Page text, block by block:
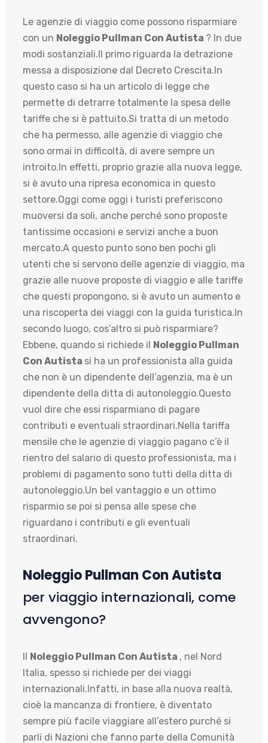
Le agenzie di viaggio come possono risparmiare
con un Noleggio Pullman Con Autista ? In due
modi sostanziali.Il primo riguarda la detrazione
messa a disposizione dal Decreto Crescita.In
questo caso si ha un articolo di legge che
permette di detrarre totalmente la spesa delle
tariffe che si è pattuito.Si tratta di un metodo
che ha permesso, alle agenzie di viaggio che
sono ormai in difficoltà, di avere sempre un
introito.In effetti, proprio grazie alla nuova legge,
si è avuto una ripresa economica in questo
settore.Oggi come oggi i turisti preferiscono
muoversi da soli, anche perché sono proposte
tantissime occasioni e servizi anche a buon
mercato.A questo punto sono ben pochi gli
utenti che si servono delle agenzie di viaggio, ma
grazie alle nuove proposte di viaggio e alle tariffe
che questi propongono, si è avuto un aumento e
una riscoperta dei viaggi con la guida turistica.In
secondo luogo, cos’altro si può risparmiare?
Ebbene, quando si richiede il Noleggio Pullman
Con Autista si ha un professionista alla guida
che non è un dipendente dell’agenzia, ma è un
dipendente della ditta di autonoleggio.Questo
vuol dire che essi risparmiano di pagare
contributi e eventuali straordinari.Nella tariffa
mensile che le agenzie di viaggio pagano c’è il
rientro del salario di questo professionista, ma i
problemi di pagamento sono tutti della ditta di
autonoleggio.Un bel vantaggio e un ottimo
risparmio se poi si pensa alle spese che
riguardano i contributi e gli eventuali
straordinari.
Noleggio Pullman Con Autista
per viaggio internazionali, come
avvengono?
Il Noleggio Pullman Con Autista , nel Nord
Italia, spesso si richiede per dei viaggi
internazionali.Infatti, in base alla nuova realtà,
cioè la mancanza di frontiere, è diventato
sempre più facile viaggiare all’estero purché si
parli di Nazioni che fanno parte della Comunità